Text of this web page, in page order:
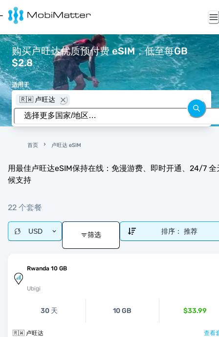
购买卢旺达优质预付费 eSIM，低至每GB
$2.8
适用于
🇷🇼 卢旺达
首页 卢旺达 eSIM
用最佳卢旺达eSIM保持在线：免漫游费、即时开通、24/7 全
候支持
22 个套餐
USD 筛选 排序： 推荐
Rwanda 10 GB
Ubigi
30 天 10 GB $33.99
🇷🇼 卢旺达 查看